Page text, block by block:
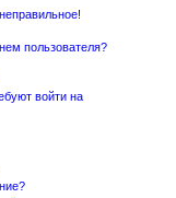
пользователя?
войти на